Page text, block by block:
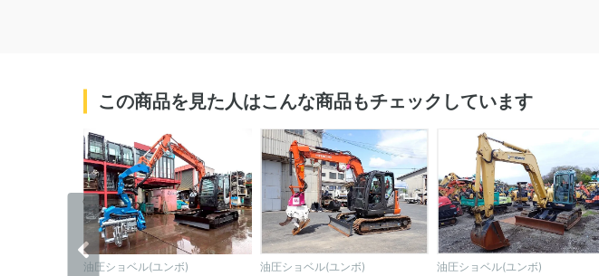
この商品を見た人はこんな商品もチェックしています
油圧ショベル(ユンボ) 油圧ショベル(ユンボ) 油圧ショベル(ユンボ)
‹